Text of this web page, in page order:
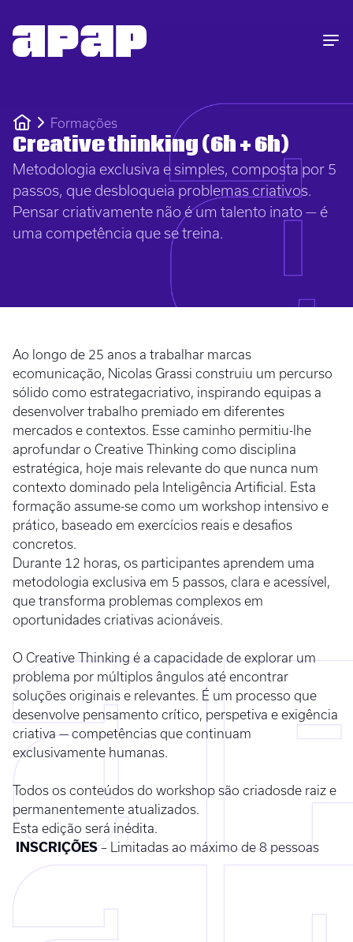
Formações
Creative thinking (6h + 6h)
Metodologia exclusiva e simples, composta por 5
passos, que desbloqueia problemas criativos.
Pensar criativamente não é um talento inato — é
uma competência que se treina.
Ao longo de 25 anos a trabalhar marcas
ecomunicação, Nicolas Grassi construiu um percurso
sólido como estrategacriativo, inspirando equipas a
desenvolver trabalho premiado em diferentes
mercados e contextos. Esse caminho permitiu-lhe
aprofundar o Creative Thinking como disciplina
estratégica, hoje mais relevante do que nunca num
contexto dominado pela Inteligência Artificial. Esta
formação assume-se como um workshop intensivo e
prático, baseado em exercícios reais e desafios
concretos.
Durante 12 horas, os participantes aprendem uma
metodologia exclusiva em 5 passos, clara e acessível,
que transforma problemas complexos em
oportunidades criativas acionáveis.
O Creative Thinking é a capacidade de explorar um
problema por múltiplos ângulos até encontrar
soluções originais e relevantes. É um processo que
desenvolve pensamento crítico, perspetiva e exigência
criativa — competências que continuam
exclusivamente humanas.
Todos os conteúdos do workshop são criadosde raiz e
permanentemente atualizados.
Esta edição será inédita.
INSCRIÇÕES– Limitadas ao máximo de 8 pessoas